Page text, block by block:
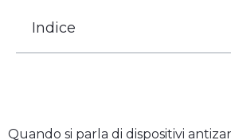
Indice
Quando si parla di dispositivi